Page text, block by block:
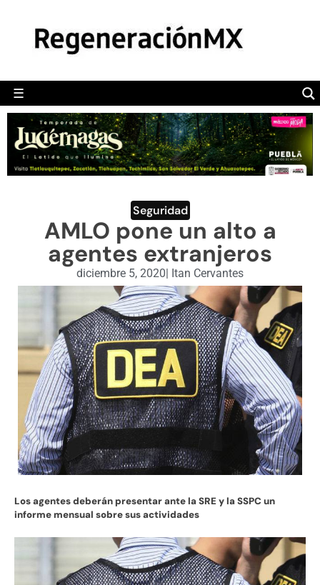
☰
POLÍTICA
CAMALEÓN
OPINIÓN
DEPORTES
ENGLISH SECTION
VIDEOS
Seguridad
AMLO pone un alto a
agentes extranjeros
diciembre 5, 2020| Itan Cervantes
Los agentes deberán presentar ante la SRE y la SSPC un
informe mensual sobre sus actividades